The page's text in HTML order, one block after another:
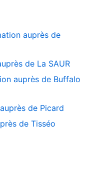
auprès de
de La SAUR
auprès de Buffalo
de Picard
de Tisséo